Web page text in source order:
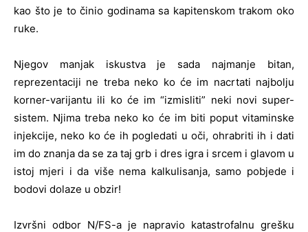
kao što je to činio godinama sa kapitenskom trakom oko
ruke.
Njegov manjak iskustva je sada najmanje bitan,
reprezentaciji ne treba neko ko će im nacrtati najbolju
korner-varijantu ili ko će im “izmisliti” neki novi super-
sistem. Njima treba neko ko će im biti poput vitaminske
injekcije, neko ko će ih pogledati u oči, ohrabriti ih i dati
im do znanja da se za taj grb i dres igra i srcem i glavom u
istoj mjeri i da više nema kalkulisanja, samo pobjede i
bodovi dolaze u obzir!
Izvršni odbor N/FS-a je napravio katastrofalnu grešku